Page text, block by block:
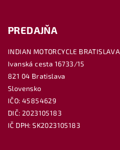
PREDAJŇA
INDIAN MOTORCYCLE BRATISLAVA
Ivanská cesta 16733/15
821 04 Bratislava
Slovensko
IČO: 45854629
DIČ: 2023105183
IČ DPH: SK2023105183